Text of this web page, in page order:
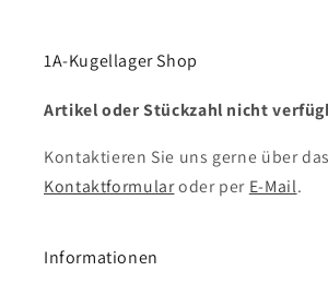
1A-Kugellager Shop
Artikel oder Stückzahl nicht
Kontaktieren Sie uns gerne über das
Kontaktformularoder per E-Mail.
Informationen